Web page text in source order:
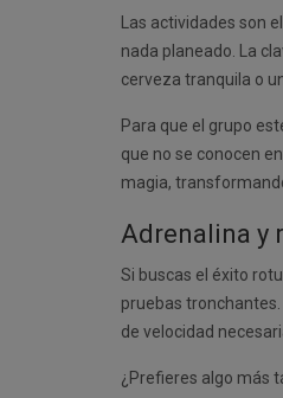
Las actividades son
nada planeado. La
cerveza tranquila o
Para que el grupo
que no se conocen
magia,
Adrenalina y
Si buscas el éxito
pruebas
de velocidad
¿Prefieres algo más